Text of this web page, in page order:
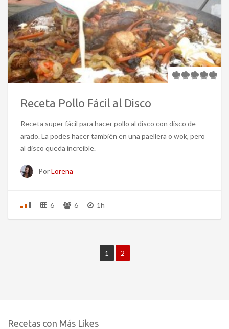
Receta Pollo Fácil al Disco
Receta super fácil para hacer pollo al disco con disco de
arado. La podes hacer también en una paellera o wok, pero
al disco queda increible.
PorLorena
6 6 1h
1 2
Recetas con Más Likes